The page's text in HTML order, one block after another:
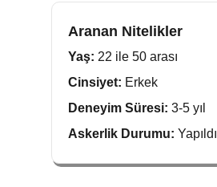
Aranan Nitelikler
Yaş: 22 ile 50 arası
Cinsiyet: Erkek
Deneyim Süresi: 3-5 yıl
Askerlik Durumu: Yapıldı